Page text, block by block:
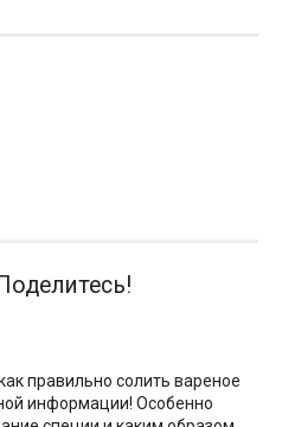
правильно солить вареное
информации! Особенно